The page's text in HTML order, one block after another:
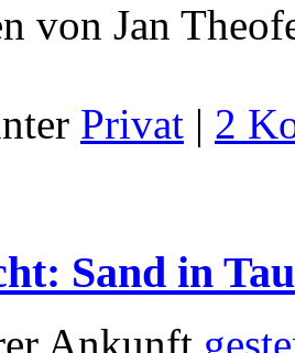
von Jan
Privat | 2
Sand in
Ankunft